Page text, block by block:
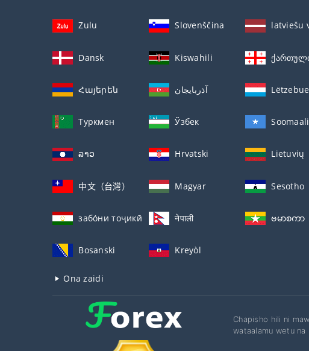
Zulu Slovenščina latviešu
Dansk Kiswahili
Հայերեն آذربايجان
Туркмен Ўзбек
ລາວ Hrvatski Lietuvių
中文（台灣） Magyar Sesotho
забо́ни тоҷикӣ́ नेपाली ဗမာစကာ
Bosanski Kreyòl
Ona zaidi
Chapisho hili ni
wataalamu wetu